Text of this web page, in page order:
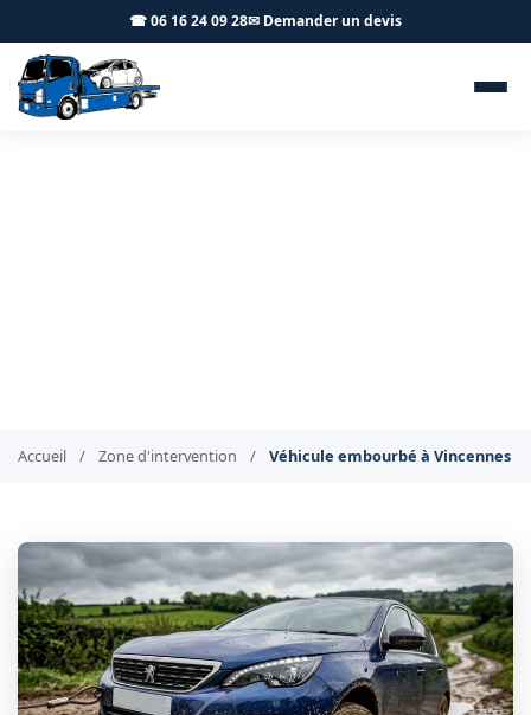
☎ 06 16 24 09 28✉ Demander un devis
Accueil / Zone d'intervention / Véhicule embourbé à Vincennes